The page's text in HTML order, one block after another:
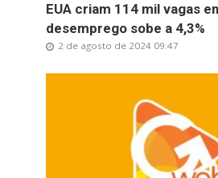
EUA criam 114 mil vagas
desemprego sobe a 4,3%
2 de agosto de 2024 09:47